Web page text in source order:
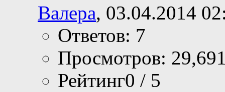
Валера, 03.04.2014
Ответов: 7
Просмотров:
Рейтинг0 / 5